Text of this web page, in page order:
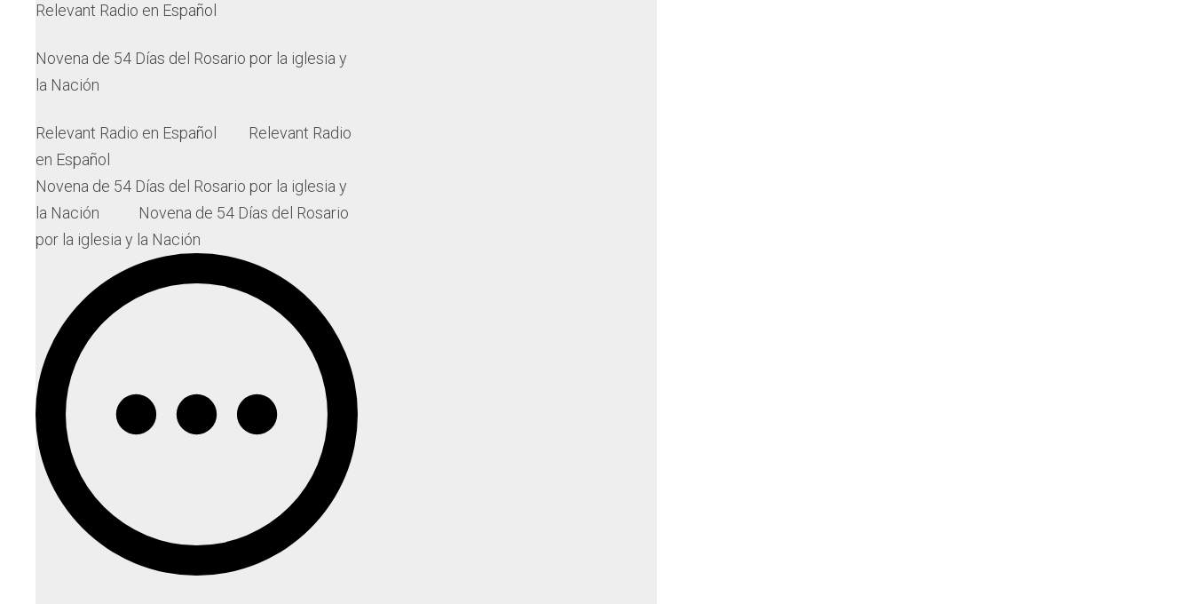
Relevant Radio en Español
Novena de 54 Días del Rosario por la iglesia y
la Nación
Relevant Radio en Español
Relevant Radio
en Español
Novena de 54 Días del Rosario por la iglesia y
la Nación
Novena de 54 Días del Rosario
por la iglesia y la Nación